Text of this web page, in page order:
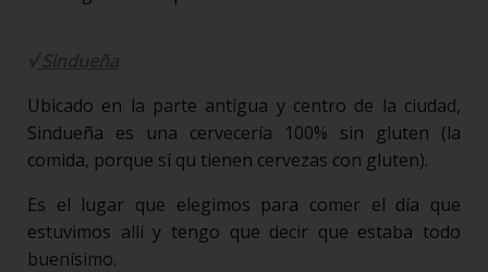
√ Sindueña
Ubicado en la parte antigua y centro de la ciudad,
Sindueña es una cervecería 100% sin gluten (la
comida, porque sí qu tienen cervezas con gluten).
Es el lugar que elegimos para comer el día que
estuvimos allí y tengo que decir que estaba todo
buenísimo.